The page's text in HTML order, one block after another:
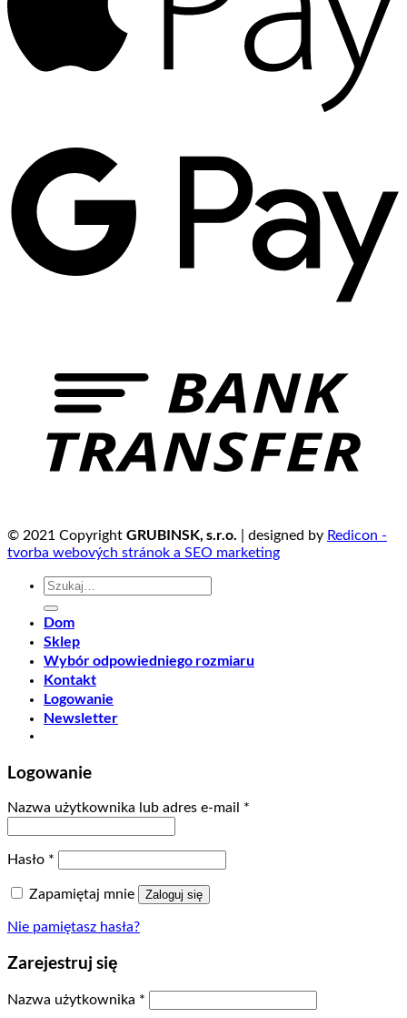
© 2021 Copyright GRUBINSK, s.r.o. | designed by Redicon -
tvorba webových stránok a SEO marketing
Szukaj:
Dom
Sklep
Wybór odpowiedniego rozmiaru
Kontakt
Logowanie
Newsletter
Logowanie
Nazwa użytkownika lub adres e-mail *
Hasło *
Zapamiętaj mnie Zaloguj się
Nie pamiętasz hasła?
Zarejestruj się
Nazwa użytkownika *